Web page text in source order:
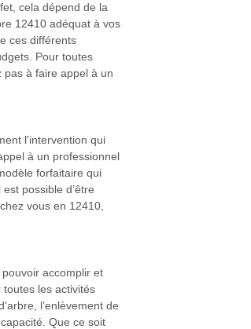
cela dépend de la
12410 adéquat à vos
ces différents
Pour toutes
à faire appel à un
l'intervention qui
à un professionnel
forfaitaire qui
possible d’être
vous en 12410,
accomplir et
les activités
l’enlèvement de
Que ce soit